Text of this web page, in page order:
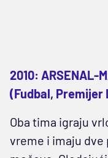
2010: ARSENAL-
(Fudbal, Premijer
Oba tima igraju
vreme i imaju